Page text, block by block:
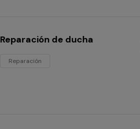
Reparación de ducha
Reparación